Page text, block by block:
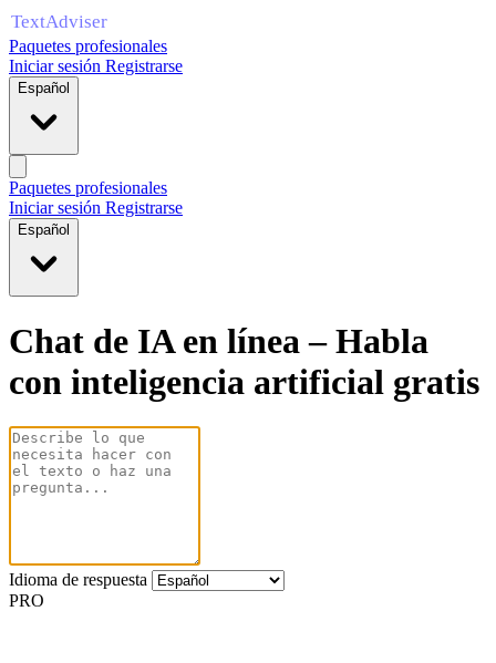
Paquetes profesionales
Iniciar sesión Registrarse
Español
Paquetes profesionales
Iniciar sesión Registrarse
Español
Chat de IA en línea – Habla
con inteligencia artificial gratis
Idioma de respuesta
PRO